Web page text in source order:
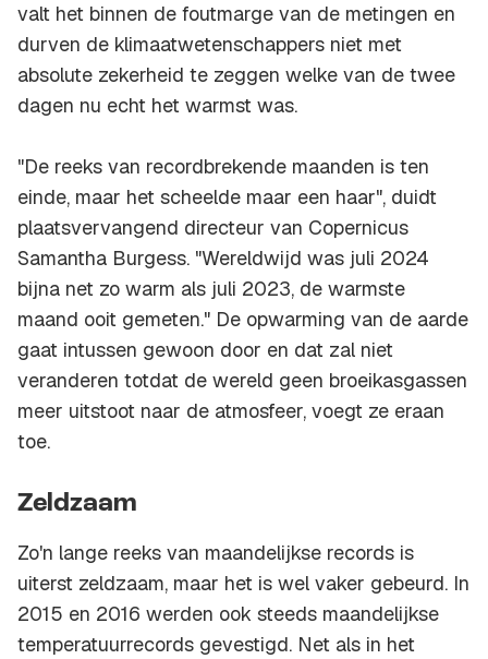
valt het binnen de foutmarge van de metingen en
durven de klimaatwetenschappers niet met
absolute zekerheid te zeggen welke van de twee
dagen nu echt het warmst was.
"De reeks van recordbrekende maanden is ten
einde, maar het scheelde maar een haar", duidt
plaatsvervangend directeur van Copernicus
Samantha Burgess. "Wereldwijd was juli 2024
bijna net zo warm als juli 2023, de warmste
maand ooit gemeten." De opwarming van de aarde
gaat intussen gewoon door en dat zal niet
veranderen totdat de wereld geen broeikasgassen
meer uitstoot naar de atmosfeer, voegt ze eraan
toe.
Zeldzaam
Zo'n lange reeks van maandelijkse records is
uiterst zeldzaam, maar het is wel vaker gebeurd. In
2015 en 2016 werden ook steeds maandelijkse
temperatuurrecords gevestigd. Net als in het